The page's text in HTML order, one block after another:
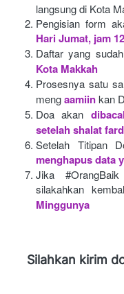
langsung di Kota
Pengisian form
Hari Jumat, jam
Daftar yang
Kota Makkah
Prosesnya satu
mengaamiinkan
Doa akan
setelah shalat
Setelah Titipan
menghapus data
Jika
silakahkan
Minggunya
Silahkan kirim